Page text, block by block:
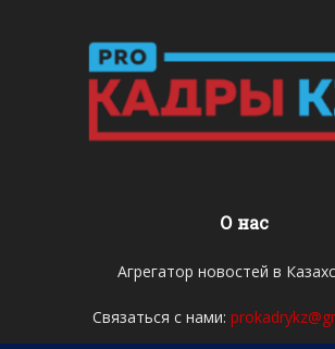
О нас
Агрегатор новостей в
Связаться с нами: